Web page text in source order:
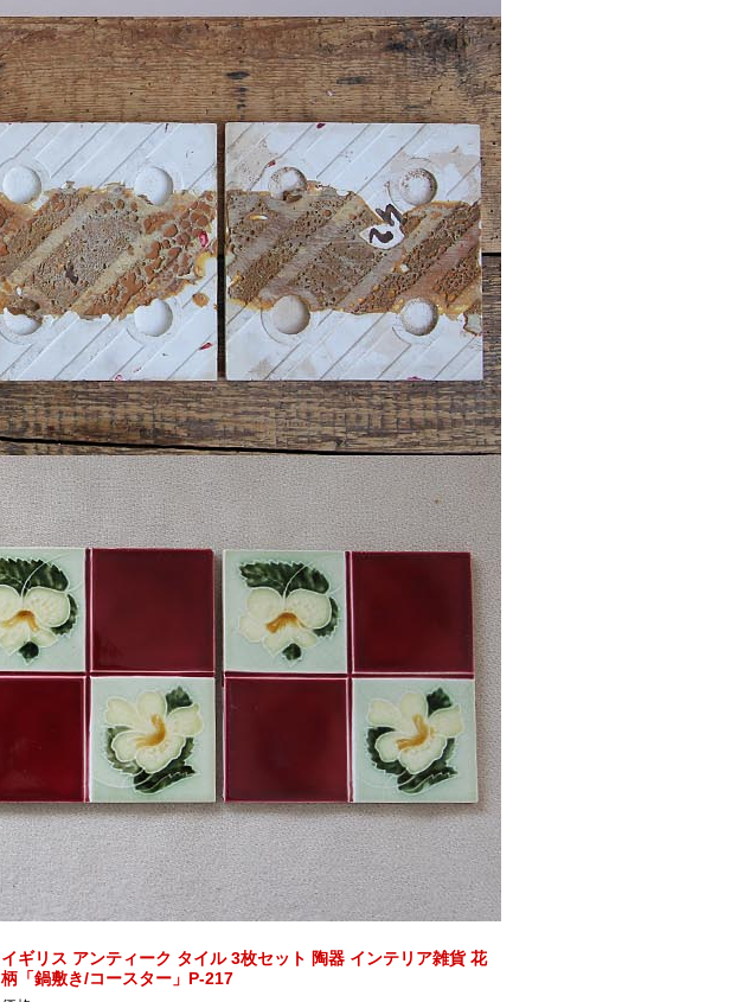
イギリス アンティーク タイル 3枚セット 陶器 インテリア雑貨 花
柄「鍋敷き/コースター」P-217